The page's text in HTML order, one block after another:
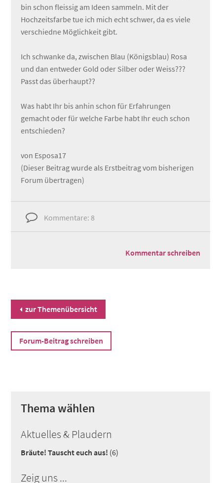
bin schon fleissig am Ideen sammeln. Mit der
Hochzeitsfarbe tue ich mich echt schwer, da es viele
verschiedne Möglichkeit gibt.
Ich schwanke da, zwischen Blau (Königsblau) Rosa
und dan entweder Gold oder Silber oder Weiss???
Passt das überhaupt??
Was habt Ihr bis anhin schon für Erfahrungen
gemacht oder für welche Farbe habt Ihr euch schon
entschieden?
von Esposa17
(Dieser Beitrag wurde als Erstbeitrag vom bisherigen
Forum übertragen)
Kommentare: 8
Kommentar schreiben
zur Themenübersicht
Forum-Beitrag schreiben
Thema wählen
Aktuelles & Plaudern
Bräute! Tauscht euch aus! (6)
Zeig uns ...